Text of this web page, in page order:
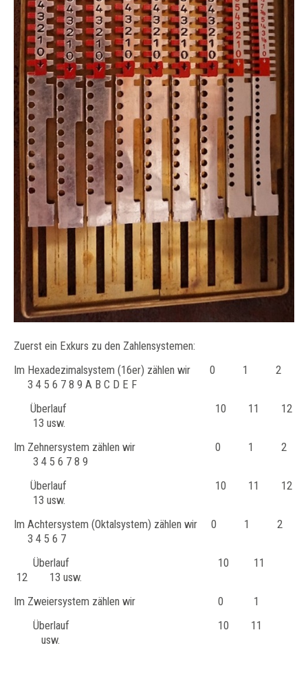
Zuerst ein Exkurs zu den Zahlensystemen:
Im Hexadezimalsystem (16er) zählen wir 0 1 2
3 4 5 6 7 8 9 A B C D E F
Überlauf 10 11 12
13 usw.
Im Zehnersystem zählen wir 0 1 2
3 4 5 6 7 8 9
Überlauf 10 11 12
13 usw.
Im Achtersystem (Oktalsystem) zählen wir 0 1 2
3 4 5 6 7
Überlauf 10 11
12 13 usw.
Im Zweiersystem zählen wir 0 1
Überlauf 10 11
usw.